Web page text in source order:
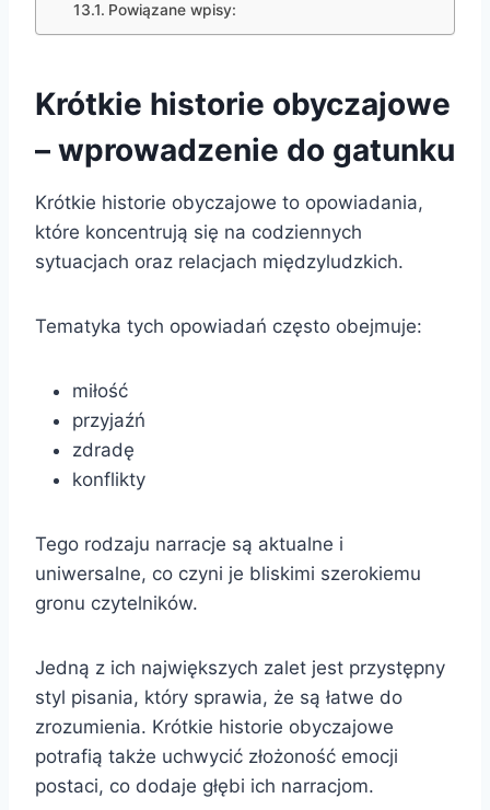
Powiązane wpisy:
Krótkie historie obyczajowe
– wprowadzenie do gatunku
Krótkie historie obyczajowe to opowiadania,
które koncentrują się na codziennych
sytuacjach oraz relacjach międzyludzkich.
Tematyka tych opowiadań często obejmuje:
miłość
przyjaźń
zdradę
konflikty
Tego rodzaju narracje są aktualne i
uniwersalne, co czyni je bliskimi szerokiemu
gronu czytelników.
Jedną z ich największych zalet jest przystępny
styl pisania, który sprawia, że są łatwe do
zrozumienia. Krótkie historie obyczajowe
potrafią także uchwycić złożoność emocji
postaci, co dodaje głębi ich narracjom.